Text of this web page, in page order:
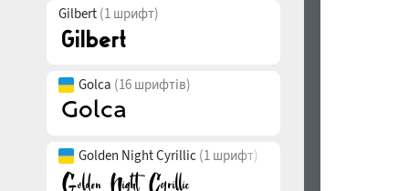
Gilbert (1 шрифт)
Golca (16 шрифтів)
Golden Night Cyrillic (1 шрифт)